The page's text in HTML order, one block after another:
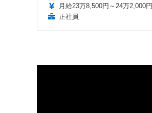
月給23万8,500円～24万2,000円
正社員